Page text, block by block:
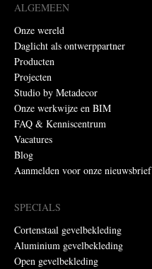
ALGEMEEN
Onze wereld
Daglicht als ontwerppartner
Producten
Projecten
Studio by Metadecor
Onze werkwijze en BIM
FAQ & Kenniscentrum
Vacatures
Blog
Aanmelden voor onze nieuwsbrief
SPECIALS
Cortenstaal gevelbekleding
Aluminium gevelbekleding
Open gevelbekleding